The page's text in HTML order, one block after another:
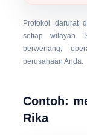
Protokol darurat
setiap wilayah.
berwenang,
perusahaan Anda.
Contoh:
Rika